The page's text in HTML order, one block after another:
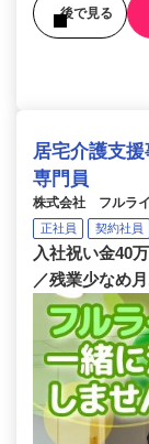
後で見る
居宅介護支
専門員
株式会社 フルラ
正社員 契約社員
入社祝い金40
／残業少なめ